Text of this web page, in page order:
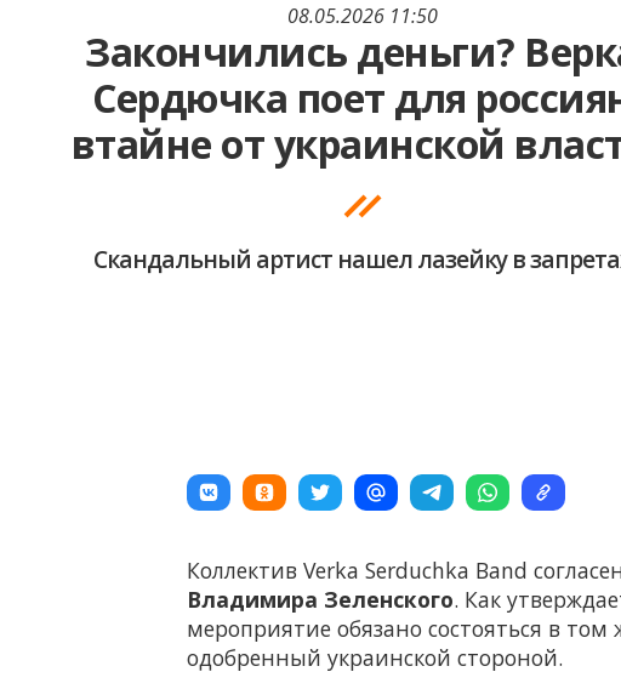
08.05.2026 11:50
Закончились деньги?
Сердючка поет для
втайне от украинской
Скандальный артист нашел лазейку в
Коллектив Verka Serduchka Band
Владимира Зеленского. Как
мероприятие обязано состояться в
одобренный украинской стороной.